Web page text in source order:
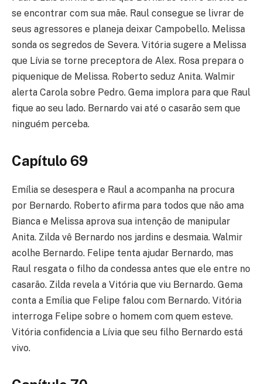
se encontrar com sua mãe. Raul consegue se livrar de
seus agressores e planeja deixar Campobello. Melissa
sonda os segredos de Severa. Vitória sugere a Melissa
que Lívia se torne preceptora de Alex. Rosa prepara o
piquenique de Melissa. Roberto seduz Anita. Walmir
alerta Carola sobre Pedro. Gema implora para que Raul
fique ao seu lado. Bernardo vai até o casarão sem que
ninguém perceba.
Capítulo 69
Emília se desespera e Raul a acompanha na procura
por Bernardo. Roberto afirma para todos que não ama
Bianca e Melissa aprova sua intenção de manipular
Anita. Zilda vê Bernardo nos jardins e desmaia. Walmir
acolhe Bernardo. Felipe tenta ajudar Bernardo, mas
Raul resgata o filho da condessa antes que ele entre no
casarão. Zilda revela a Vitória que viu Bernardo. Gema
conta a Emília que Felipe falou com Bernardo. Vitória
interroga Felipe sobre o homem com quem esteve.
Vitória confidencia a Lívia que seu filho Bernardo está
vivo.